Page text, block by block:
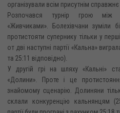
організували всім присутнім
Розпочався турнір грою між
«Живчиками». Болехівчани зуміли
протистояти супернику тільки у
от дві наступні партії «Кальна»
та 25:11 відповідно).
У другій грі на шляху «Кальні»
«Долини». Проте і це
знайомому сценарію. Долиняни
склали конкуренцію кальнянцям